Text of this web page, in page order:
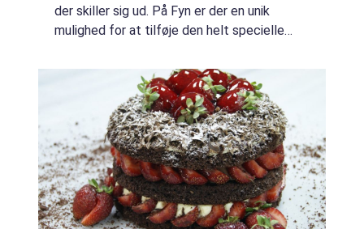
der skiller sig ud. På Fyn er der en unik
mulighed for at tilføje den helt specielle
pølsevogn...